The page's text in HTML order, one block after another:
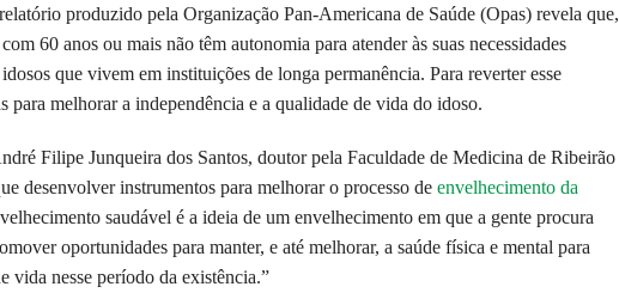
produzido pela Organização Pan-Americana de Saúde (Opas) revela que,
60 anos ou mais não têm autonomia para atender às suas necessidades
que vivem em instituições de longa permanência. Para reverter esse
para melhorar a independência e a qualidade de vida do idoso.
Filipe Junqueira dos Santos, doutor pela Faculdade de Medicina de Ribeirão
desenvolver instrumentos para melhorar o processo de envelhecimento da
saudável é a ideia de um envelhecimento em que a gente procura
oportunidades para manter, e até melhorar, a saúde física e mental para
vida nesse período da existência.”